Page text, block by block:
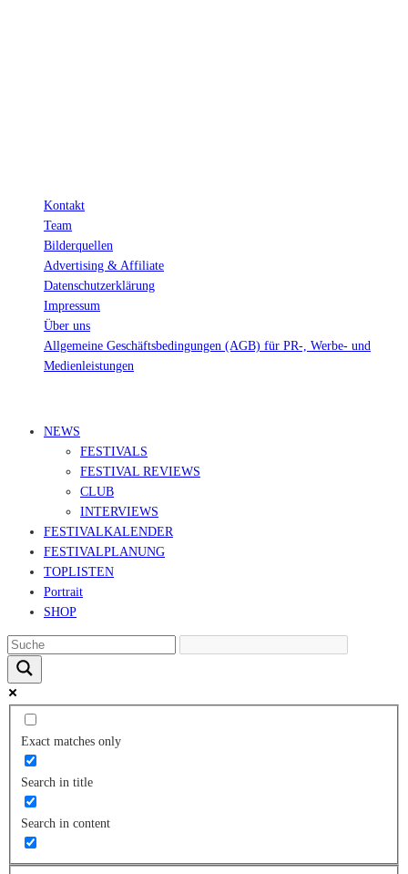
Kontakt
Team
Bilderquellen
Advertising & Affiliate
Datenschutzerklärung
Impressum
Über uns
Allgemeine Geschäftsbedingungen (AGB) für PR-, Werbe- und
Medienleistungen
NEWS
FESTIVALS
FESTIVAL REVIEWS
CLUB
INTERVIEWS
FESTIVALKALENDER
FESTIVALPLANUNG
TOPLISTEN
Portrait
SHOP
Exact matches only
Search in title
Search in content